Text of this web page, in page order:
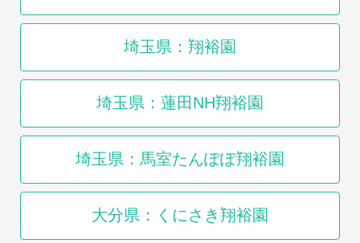
埼玉県：翔裕園
埼玉県：蓮田NH翔裕園
埼玉県：馬室たんぽぽ翔裕園
大分県：くにさき翔裕園